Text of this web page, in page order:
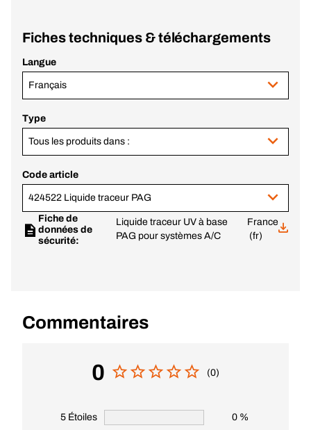
Fiches techniques & téléchargements
Langue
Français
Type
Tous les produits dans :
Code article
424522 Liquide traceur PAG
Fiche de
données de
sécurité:
Liquide traceur UV à base
PAG pour systèmes A/C
France
(fr)
Commentaires
0 (0)
5 Étoiles 0 %